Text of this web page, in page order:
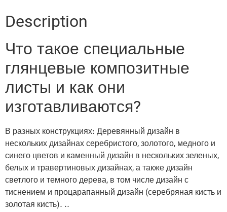
Description
Что такое специальные
глянцевые композитные
листы и как они
изготавливаются?
В разных конструкциях: Деревянный дизайн в
нескольких дизайнах серебристого, золотого, медного и
синего цветов и каменный дизайн в нескольких зеленых,
белых и травертиновых дизайнах, а также дизайн
светлого и темного дерева, в том числе дизайн с
тиснением и процарапанный дизайн (серебряная кисть и
золотая кисть). ..